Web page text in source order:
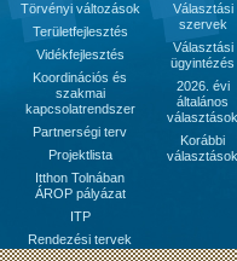
Törvényi változások
Területfejlesztés
Vidékfejlesztés
Koordinációs és
szakmai
kapcsolatrendszer
Partnerségi terv
Projektlista
Itthon Tolnában
ÁROP pályázat
ITP
Rendezési tervek
Választási
szervek
Választási
ügyintézés
2026. évi
általános
választások
Korábbi
választások